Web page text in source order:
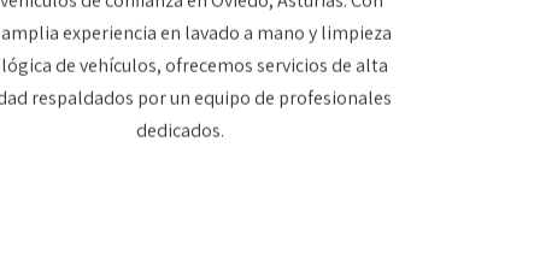
amplia experiencia en lavado a mano y limpieza
de vehículos, ofrecemos servicios de alta
respaldados por un equipo de profesionales
dedicados.